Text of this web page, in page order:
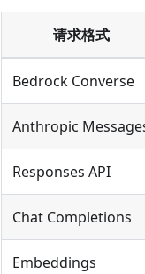
请求格式
Bedrock Converse
Anthropic
Responses API
Chat Completions
Embeddings